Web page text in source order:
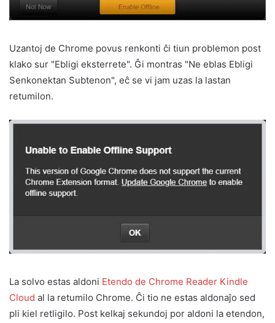
Uzantoj de Chrome povus renkonti ĉi tiun problemon post
klako sur "Ebligi eksterrete". Ĝi montras "Ne eblas Ebligi
Senkonektan Subtenon", eĉ se vi jam uzas la lastan
retumilon.
La solvo estas aldoni Etendo de Chrome Reader Kindle
Cloud al la retumilo Chrome. Ĉi tio ne estas aldonaĵo sed
pli kiel retligilo. Post kelkaj sekundoj por aldoni la etendon,